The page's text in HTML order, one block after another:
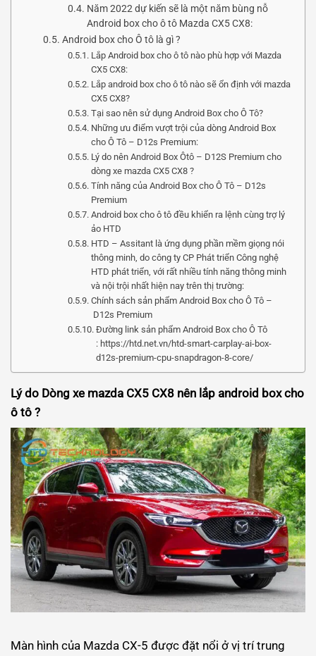
Năm 2022 dự kiến sẽ là một năm bùng nỗ
Android box cho ô tô Mazda CX5 CX8:
Android box cho Ô tô là gì ?
Lắp Android box cho ô tô nào phù hợp với Mazda
CX5 CX8:
Lắp android box cho ô tô nào sẽ ổn định với mazda
CX5 CX8?
Tại sao nên sử dụng Android Box cho Ô Tô?
Những ưu điểm vượt trội của dòng Android Box
cho Ô Tô – D12s Premium:
Lý do nên Android Box Ôtô – D12S Premium cho
dòng xe mazda CX5 CX8 ?
Tính năng của Android Box cho Ô Tô – D12s
Premium
Android box cho ô tô đều khiển ra lệnh cùng trợ lý
ảo HTD
HTD – Assitant là ứng dụng phần mềm giọng nói
thông minh, do công ty CP Phát triển Công nghệ
HTD phát triển, với rất nhiều tính năng thông minh
và nội trội nhất hiện nay trên thị trường:
Chính sách sản phẩm Android Box cho Ô Tô –
D12s Premium
Đường link sản phẩm Android Box cho Ô Tô
: https://htd.net.vn/htd-smart-carplay-ai-box-
d12s-premium-cpu-snapdragon-8-core/
Lý do Dòng xe mazda CX5 CX8 nên lắp android box cho
ô tô ?
Màn hình của Mazda CX-5 được đặt nổi ở vị trí trung